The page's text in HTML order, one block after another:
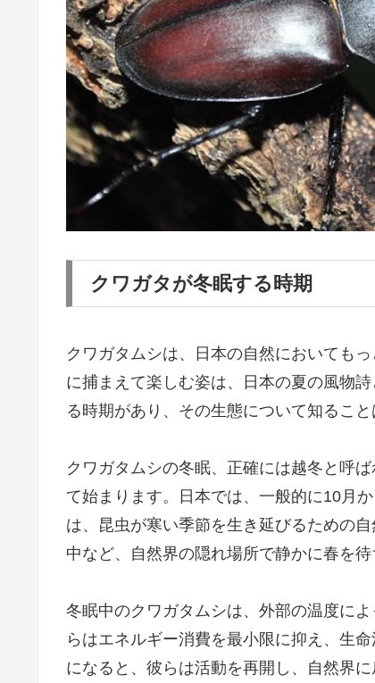
クワガタが冬眠する時期
クワガタムシは、日本の自然においても
に捕まえて楽しむ姿は、日本の夏の風物
る時期があり、その生態について知るこ
クワガタムシの冬眠、正確には越冬と呼
て始まります。日本では、一般的に10月
は、昆虫が寒い季節を生き延びるための
中など、自然界の隠れ場所で静かに春を待
冬眠中のクワガタムシは、外部の温度に
らはエネルギー消費を最小限に抑え、生
になると、彼らは活動を再開し、自然界に